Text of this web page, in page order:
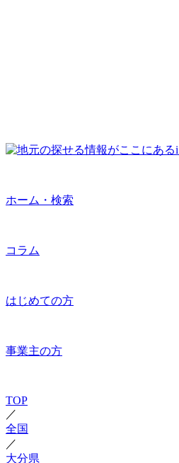
ホーム・検索
コラム
はじめての方
事業主の方
TOP
／
全国
／
大分県